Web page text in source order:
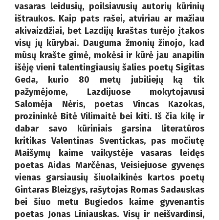
vasaras leidusių, poilsiavusių autorių kūrinių
ištraukos. Kaip pats rašei, atviriau ar mažiau
akivaizdžiai, bet Lazdijų kraštas turėjo įtakos
visų jų kūrybai. Dauguma žmonių žinojo, kad
mūsų krašte gimė, mokėsi ir kūrė jau anapilin
išėję vieni talentingiausių šalies poetų Sigitas
Geda, kurio 80 metų jubiliejų ką tik
pažymėjome, Lazdijuose mokytojavusi
Salomėja Nėris, poetas Vincas Kazokas,
prozininkė Bitė Vilimaitė bei kiti. Iš čia kilę ir
dabar savo kūriniais garsina literatūros
kritikas Valentinas Sventickas, pas močiutę
Maišymų kaime vaikystėje vasaras leidęs
poetas Aidas Marčėnas, Veisiejuose gyvenęs
vienas garsiausių šiuolaikinės kartos poetų
Gintaras Bleizgys, rašytojas Romas Sadauskas
bei šiuo metu Bugiedos kaime gyvenantis
poetas Jonas Liniauskas. Visų ir neišvardinsi,